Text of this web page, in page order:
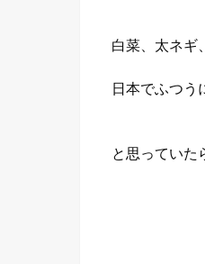
白菜、太ネギ
日本でふつう
と思っていた